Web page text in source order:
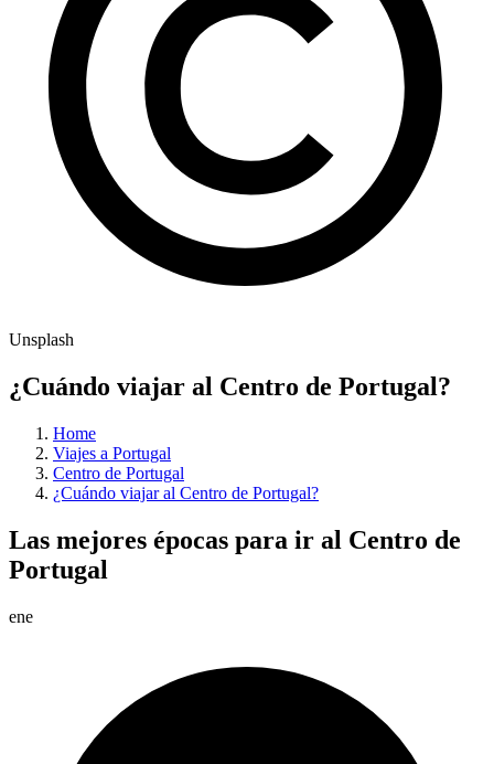
Unsplash
¿Cuándo viajar al Centro de Portugal?
Home
Viajes a Portugal
Centro de Portugal
¿Cuándo viajar al Centro de Portugal?
Las mejores épocas para ir al Centro de
Portugal
ene